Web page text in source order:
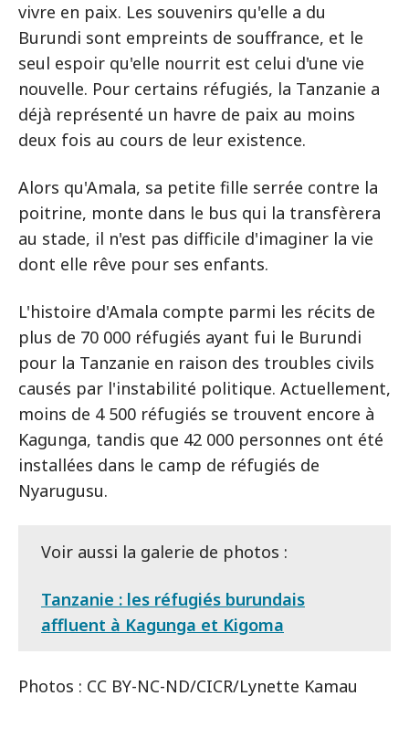
vivre en paix. Les souvenirs qu'elle a du
Burundi sont empreints de souffrance, et le
seul espoir qu'elle nourrit est celui d'une vie
nouvelle. Pour certains réfugiés, la Tanzanie a
déjà représenté un havre de paix au moins
deux fois au cours de leur existence.
Alors qu'Amala, sa petite fille serrée contre la
poitrine, monte dans le bus qui la transfèrera
au stade, il n'est pas difficile d'imaginer la vie
dont elle rêve pour ses enfants.
L'histoire d'Amala compte parmi les récits de
plus de 70 000 réfugiés ayant fui le Burundi
pour la Tanzanie en raison des troubles civils
causés par l'instabilité politique. Actuellement,
moins de 4 500 réfugiés se trouvent encore à
Kagunga, tandis que 42 000 personnes ont été
installées dans le camp de réfugiés de
Nyarugusu.
Voir aussi la galerie de photos :
Tanzanie : les réfugiés burundais
affluent à Kagunga et Kigoma
Photos : CC BY-NC-ND/CICR/Lynette Kamau